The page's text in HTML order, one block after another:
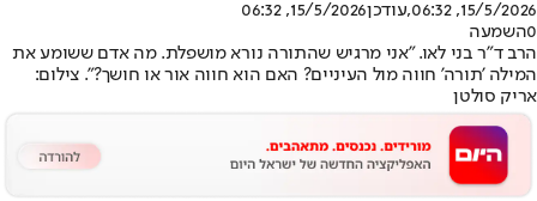
15/5/2026, 06:32
,עודכן15/5/2026, 06:32
0השמעה
הרב ד"ר בני לאו. "אני מרגיש שהתורה נורא מושפלת. מה אדם ששומע את
המילה 'תורה' חווה מול העיניים? האם הוא חווה אור או חושך?". צילום:
אריק סולטן